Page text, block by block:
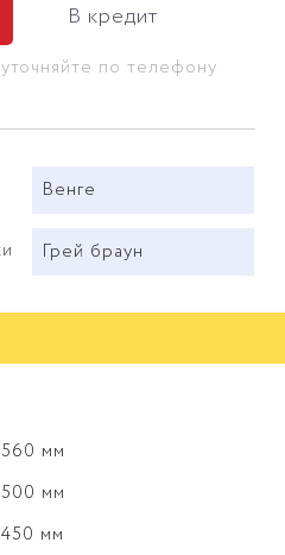
В кредит
по телефону
Венге
Грей браун
560 мм
500 мм
450 мм